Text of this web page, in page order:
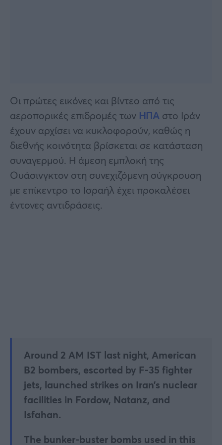
Οι πρώτες εικόνες και βίντεο από τις
αεροπορικές επιδρομές των ΗΠΑ στο Ιράν
έχουν αρχίσει να κυκλοφορούν, καθώς η
διεθνής κοινότητα βρίσκεται σε κατάσταση
συναγερμού. Η άμεση εμπλοκή της
Ουάσινγκτον στη συνεχιζόμενη σύγκρουση
με επίκεντρο το Ισραήλ έχει προκαλέσει
έντονες αντιδράσεις.
Around 2 AM IST last night, American
B2 bombers, escorted by F-35 fighter
jets, launched strikes on Iran’s nuclear
facilities in Fordow, Natanz, and
Isfahan.
The bunker-buster bombs used in this